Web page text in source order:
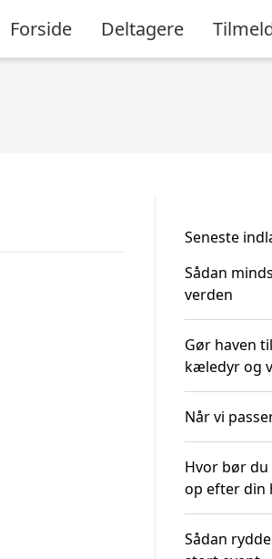
Forside Deltagere
Seneste
Sådan
verden
Gør haven
kæledyr og
Når vi
Hvor bør
op efter din
Sådan